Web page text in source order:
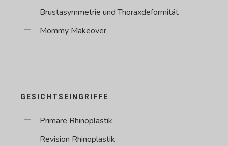
Brustasymmetrie und Thoraxdeformität
Mommy Makeover
GESICHTSEINGRIFFE
Primäre Rhinoplastik
Revision Rhinoplastik